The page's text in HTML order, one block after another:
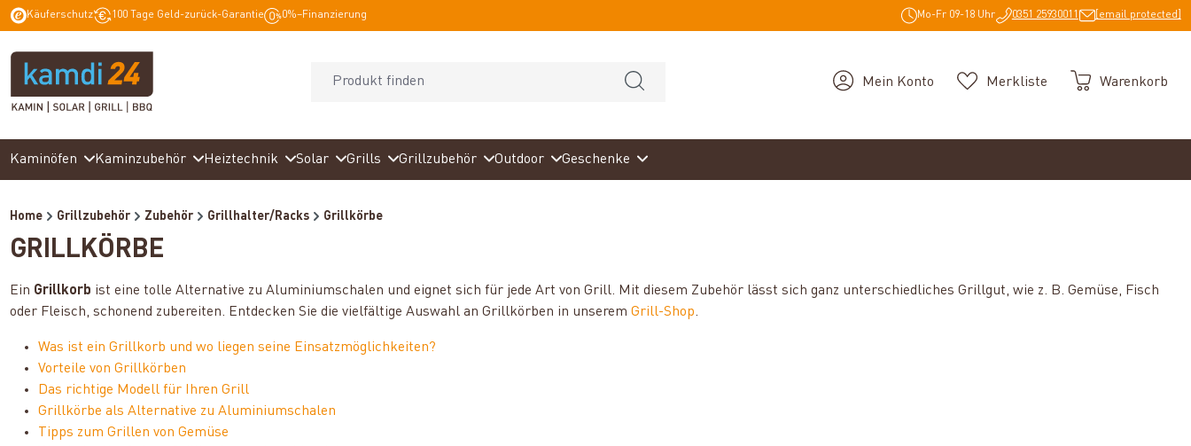
Zur Hauptnavigation springen
Käuferschutz 100 Tage Geld-zurück-Garantie 0%–Finanzierung Mo-Fr 09-18 Uhr 0351 25930011 [email protected]
Mein Konto Merkliste Warenkorb
Kaminöfen Kaminzubehör Heiztechnik Solar Grills Grillzubehör Outdoor Geschenke
Home Grillzubehör Zubehör Grillhalter/Racks Grillkörbe
GRILLKÖRBE
Ein Grillkorb ist eine tolle Alternative zu Aluminiumschalen und eignet sich für jede Art von Grill. Mit diesem Zubehör lässt sich ganz unterschiedliches Grillgut, wie z. B. Gemüse, Fisch
oder Fleisch, schonend zubereiten. Entdecken Sie die vielfältige Auswahl an Grillkörben in unseremGrill-Shop.
Was ist ein Grillkorb und wo liegen seine Einsatzmöglichkeiten?
Vorteile von Grillkörben
Das richtige Modell für Ihren Grill
Grillkörbe als Alternative zu Aluminiumschalen
Tipps zum Grillen von Gemüse